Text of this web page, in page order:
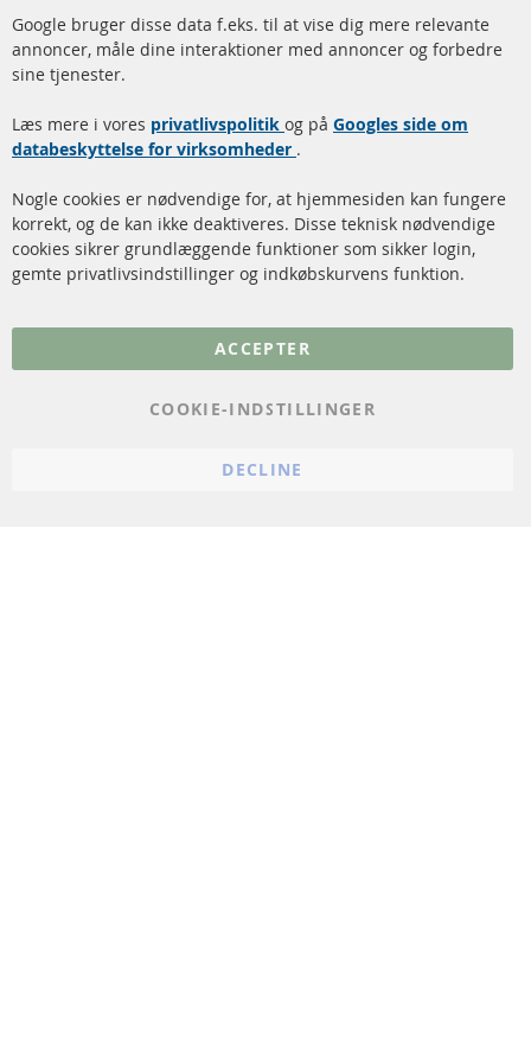
Hurtige links
Dieselpartikelfilter (DPF)
rengøring
Katalysator (KAT)
Sensorer
FAQ
Kundeservice
Betalingsmetoder
Kontakt
Google bruger disse data f.eks. til at vise dig mere relevante
annoncer, måle dine interaktioner med annoncer og forbedre
sine tjenester.
Læs mere i vores privatlivspolitik og på Googles side om
databeskyttelse for virksomheder .
Nogle cookies er nødvendige for, at hjemmesiden kan fungere
korrekt, og de kan ikke deaktiveres. Disse teknisk nødvendige
cookies sikrer grundlæggende funktioner som sikker login,
gemte privatlivsindstillinger og indkøbskurvens funktion.
ACCEPTER
COOKIE-INDSTILLINGER
DECLINE